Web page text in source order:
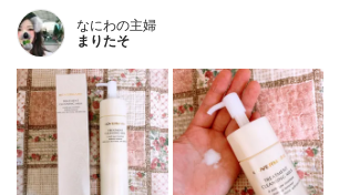
なにわの主婦
まりたそ